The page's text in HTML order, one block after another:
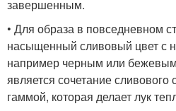
завершенным.
• Для образа в повседневном
насыщенный сливовый цвет с
например черным или
является сочетание
гаммой, которая делает лук